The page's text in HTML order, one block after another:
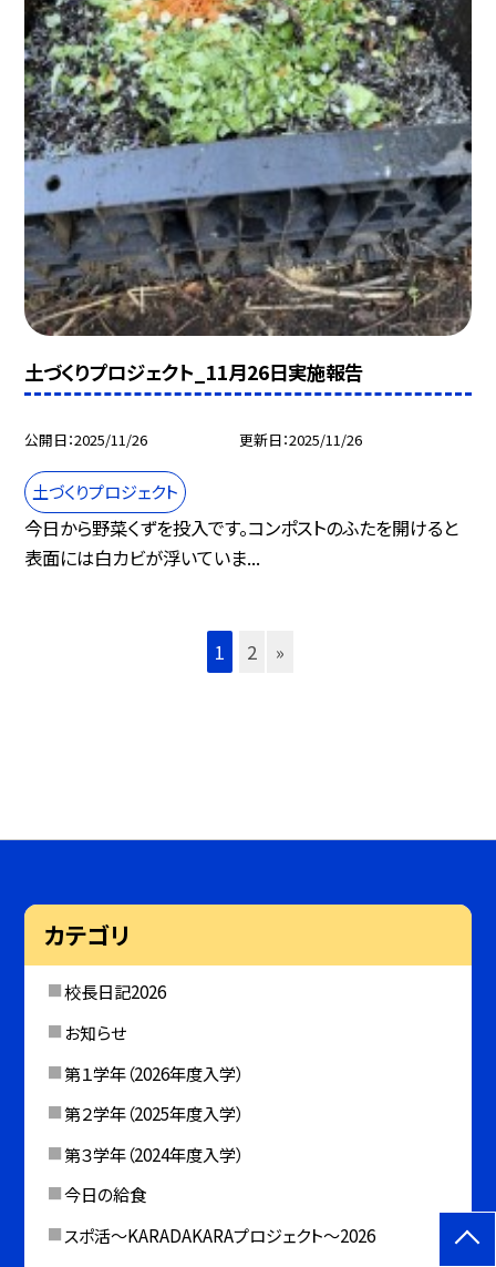
土づくりプロジェクト_11月26日実施報告
公開日 2025/11/26 更新日 2025/11/26
土づくりプロジェクト
今日から野菜くずを投入です。コンポストのふたを開けると
表面には白カビが浮いていま...
1 2 »
カテゴリ
校長日記2026
お知らせ
第１学年（2026年度入学）
第２学年（2025年度入学）
第３学年（2024年度入学）
今日の給食
スポ活～KARADAKARAプロジェクト～2026